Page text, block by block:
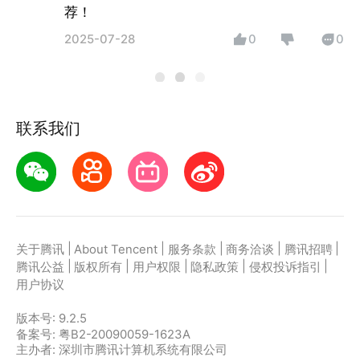
荐！
2025-07-28 0 0
联系我们
关于腾讯 About Tencent 服务条款 商务洽谈 腾讯招聘
腾讯公益
版权所有 用户权限 隐私政策 侵权投诉指引
用户协议
版本号: 9.2.5
备案号: 粤B2-20090059-1623A
主办者: 深圳市腾讯计算机系统有限公司